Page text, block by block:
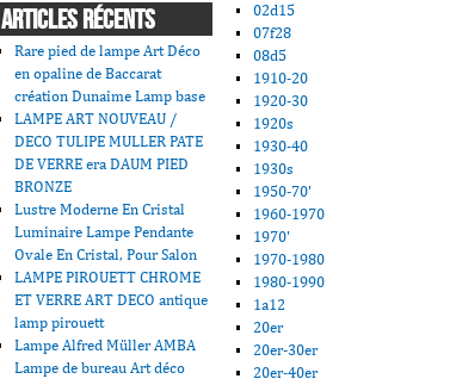
ARTICLES RÉCENTS
Rare pied de lampe Art Déco
en opaline de Baccarat
création Dunaime Lamp base
LAMPE ART NOUVEAU /
DECO TULIPE MULLER PATE
DE VERRE era DAUM PIED
BRONZE
Lustre Moderne En Cristal
Luminaire Lampe Pendante
Ovale En Cristal, Pour Salon
LAMPE PIROUETT CHROME
ET VERRE ART DECO antique
lamp pirouett
Lampe Alfred Müller AMBA
Lampe de bureau Art déco
02d15
07f28
08d5
1910-20
1920-30
1920s
1930-40
1930s
1950-70'
1960-1970
1970'
1970-1980
1980-1990
1a12
20er
20er-30er
20er-40er